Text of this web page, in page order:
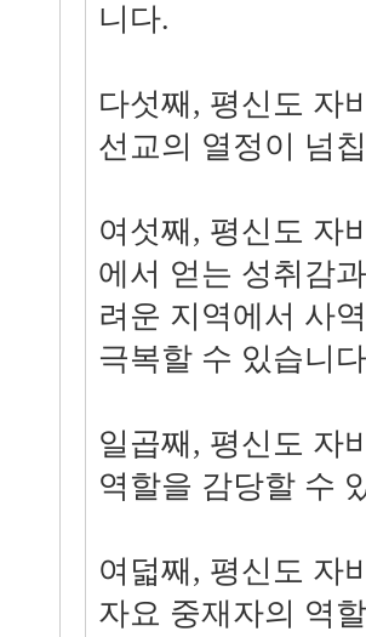
니다.
다섯째, 평신도 자
선교의 열정이 넘
여섯째, 평신도 자
에서 얻는 성취감
려운 지역에서 사
극복할 수 있습니
일곱째, 평신도 자
역할을 감당할 수
여덟째, 평신도 자
자요 중재자의 역